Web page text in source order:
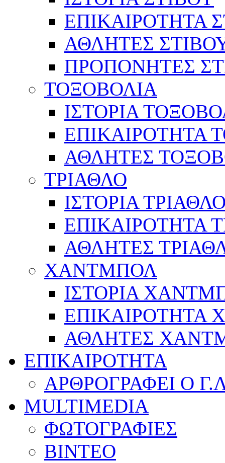
ΕΠΙΚΑΙΡΟΤΗΤΑ
ΑΘΛΗΤΕΣ
ΠΡΟΠΟΝΗΤΕΣ
ΤΟΞΟΒΟΛΙΑ
ΙΣΤΟΡΙΑ
ΕΠΙΚΑΙΡΟΤΗΤΑ
ΑΘΛΗΤΕΣ
ΤΡΙΑΘΛΟ
ΙΣΤΟΡΙΑ
ΕΠΙΚΑΙΡΟΤΗΤΑ
ΑΘΛΗΤΕΣ
ΧΑΝΤΜΠΟΛ
ΙΣΤΟΡΙΑ
ΕΠΙΚΑΙΡΟΤΗΤΑ
ΑΘΛΗΤΕΣ
ΕΠΙΚΑΙΡΟΤΗΤΑ
ΑΡΘΡΟΓΡΑΦΕΙ Ο
MULTIMEDIA
ΦΩΤΟΓΡΑΦΙΕΣ
ΒΙΝΤΕΟ